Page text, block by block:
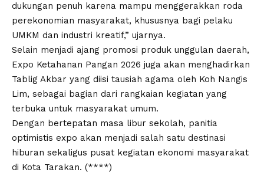
dukungan penuh karena mampu menggerakkan roda
perekonomian masyarakat, khususnya bagi pelaku
UMKM dan industri kreatif,” ujarnya.
Selain menjadi ajang promosi produk unggulan daerah,
Expo Ketahanan Pangan 2026 juga akan menghadirkan
Tablig Akbar yang diisi tausiah agama oleh Koh Nangis
Lim, sebagai bagian dari rangkaian kegiatan yang
terbuka untuk masyarakat umum.
Dengan bertepatan masa libur sekolah, panitia
optimistis expo akan menjadi salah satu destinasi
hiburan sekaligus pusat kegiatan ekonomi masyarakat
di Kota Tarakan. (****)